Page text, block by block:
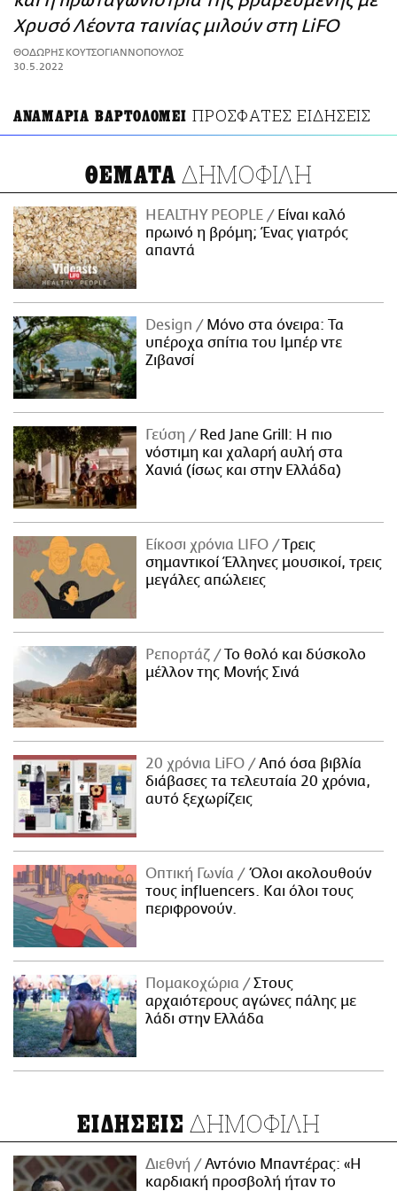
ΑΜΠΑ
PRINT
Χρυσό Λέοντα ταινίας μιλούν στη LiFO
ΘΟΔΩΡΗΣ ΚΟΥΤΣΟΓΙΑΝΝΟΠΟΥΛΟΣ
30.5.2022
ΑΝΑΜΑΡΙΑ ΒΑΡΤΟΛΟΜΕΙ ΠΡΟΣΦΑΤΕΣ ΕΙΔΗΣΕΙΣ
ΘΕΜΑΤΑ ΔΗΜΟΦΙΛΗ
HEALTHY PEOPLE
Είναι καλό
πρωινό η βρόμη; Ένας γιατρός
απαντά
Design
Μόνο στα όνειρα: Τα
υπέροχα σπίτια του Ιμπέρ ντε
Ζιβανσί
Γεύση
Red Jane Grill: Η πιο
νόστιμη και χαλαρή αυλή στα
Χανιά (ίσως και στην Ελλάδα)
Είκοσι χρόνια LIFO
Tρεις
σημαντικοί Έλληνες μουσικοί, τρεις
μεγάλες απώλειες
Ρεπορτάζ
Το θολό και δύσκολο
μέλλον της Μονής Σινά
20 χρόνια LiFO
Από όσα βιβλία
διάβασες τα τελευταία 20 χρόνια,
αυτό ξεχωρίζεις
Οπτική Γωνία
Όλοι ακολουθούν
τους influencers. Και όλοι τους
περιφρονούν.
Πομακοχώρια
Στους
αρχαιότερους αγώνες πάλης με
λάδι στην Ελλάδα
ΕΙΔΗΣΕΙΣ ΔΗΜΟΦΙΛΗ
Διεθνή
Αντόνιο Μπαντέρας: «Η
καρδιακή προσβολή ήταν το